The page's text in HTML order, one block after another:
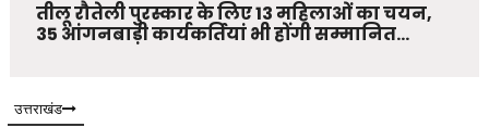
तीलू रौतेली पुरस्कार के लिए 13 महिलाओं का चयन,
35 आंगनबाड़ी कार्यकर्तियां भी होंगी सम्मानित…
उत्तराखंड